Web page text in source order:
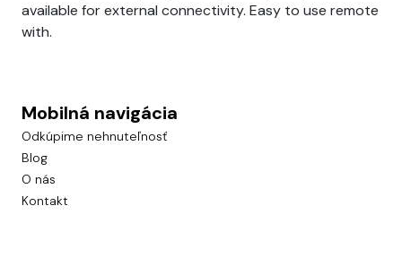
available for external connectivity. Easy to use remote
with.
Mobilná navigácia
Odkúpime nehnuteľnosť
Blog
O nás
Kontakt